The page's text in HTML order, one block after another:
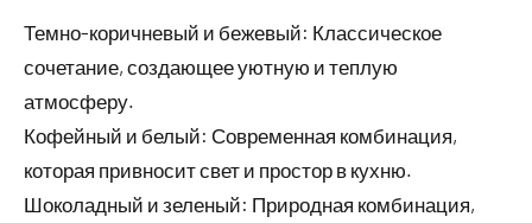
Темно-коричневый и бежевый: Классическое
сочетание, создающее уютную и теплую
атмосферу.
Кофейный и белый: Современная комбинация,
которая привносит свет и простор в кухню.
Шоколадный и зеленый: Природная комбинация,